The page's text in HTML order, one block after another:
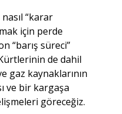
“karar
için perde
“barış süreci”
de dahil
gaz kaynaklarının
ve bir kargaşa
göreceğiz.